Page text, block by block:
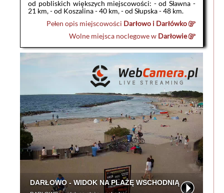
od pobliskich większych miejscowości: - od Sławna -
21 km, - od Koszalina - 40 km, - od Słupska - 48 km.
Pełen opis miejscowości Darłowo i Darłówko
Wolne miejsca noclegowe w Darłowie